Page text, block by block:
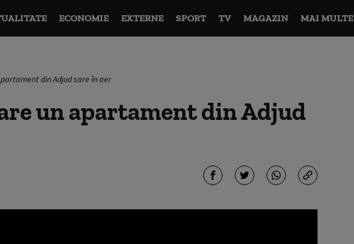
ECONOMIE EXTERNE SPORT TV MAGAZIN MAI MULTE
din Adjud sare în aer
un apartament din Adjud